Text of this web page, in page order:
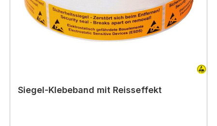
Siegel-Klebeband mit Reisseffekt